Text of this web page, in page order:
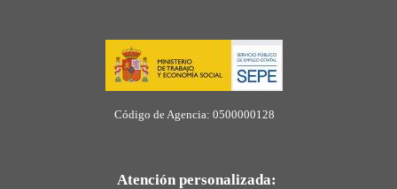
Código de Agencia: 0500000128
Atención personalizada: